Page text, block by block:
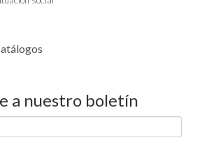
a nuestro boletín